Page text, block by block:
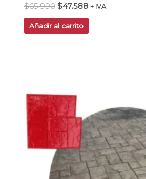
$65.990 $47.588 + IVA
Añadir al carrito
original
era:
$118.300.$95.800.